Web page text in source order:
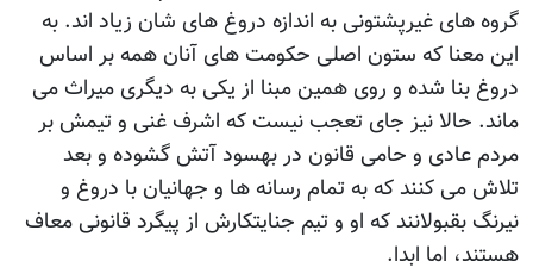
گروه های غیرپشتونی به اندازه دروغ های شان زیاد اند. به
این معنا که ستون اصلی حکومت های آنان همه بر اساس
دروغ بنا شده و روی همین مبنا از یکی به دیگری میراث می
ماند. حالا نیز جای تعجب نیست که اشرف غنی و تیمش بر
مردم عادی و حامی قانون در بهسود آتش گشوده و بعد
تلاش می کنند که به تمام رسانه ها و جهانیان با دروغ و
نیرنگ بقبولانند که او و تیم جنایتکارش از پیگرد قانونی معاف
هستند، اما ابدا.